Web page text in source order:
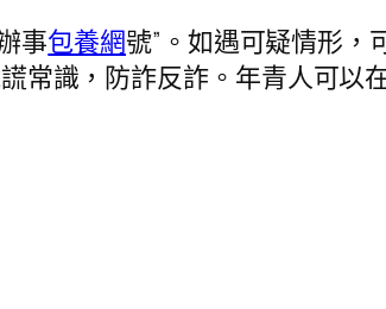
事包養網號”。如遇可疑情形，
常識，防詐反詐。年青人可以